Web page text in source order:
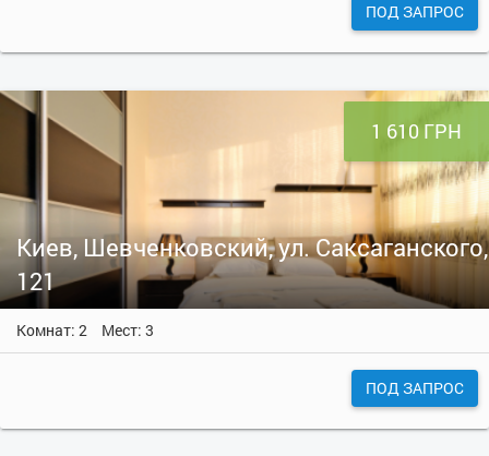
ПОД ЗАПРОС
1 610 ГРН
Киев, Шевченковский, ул. Саксаганского,
121
Комнат: 2 Мест: 3
ПОД ЗАПРОС